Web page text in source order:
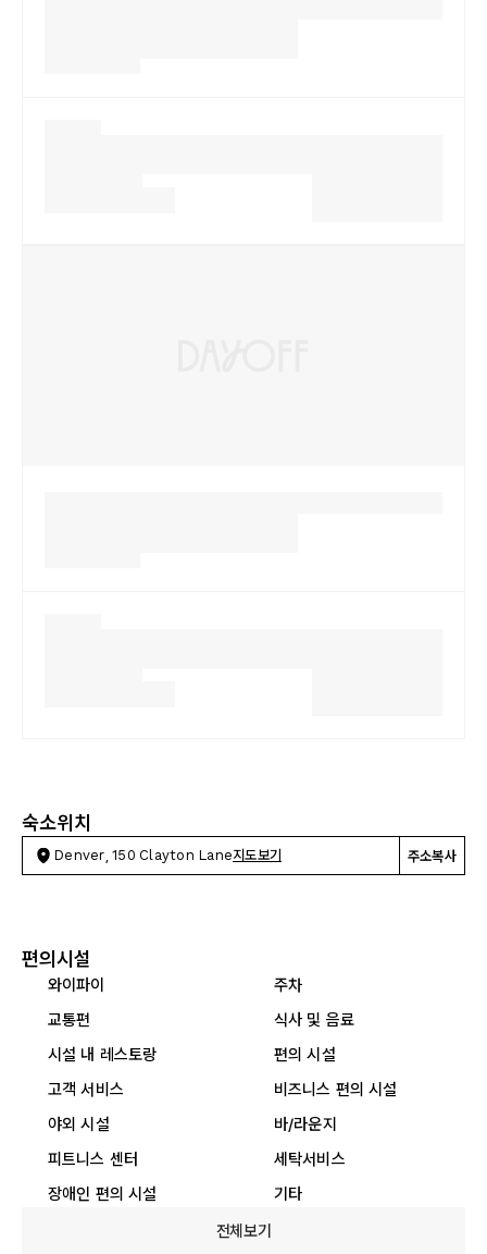
숙소위치
Denver, 150 Clayton Lane지도보기 주소복사
편의시설
와이파이
주차
교통편
식사 및 음료
시설 내 레스토랑
편의 시설
고객 서비스
비즈니스 편의 시설
야외 시설
바/라운지
피트니스 센터
세탁서비스
장애인 편의 시설
기타
전체보기